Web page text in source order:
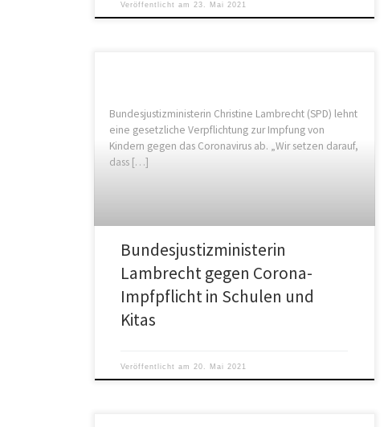
Veröffentlicht am23. Mai 2021
Bundesjustizministerin Christine Lambrecht (SPD) lehnt
eine gesetzliche Verpflichtung zur Impfung von
Kindern gegen das Coronavirus ab. „Wir setzen darauf,
dass […]
Bundesjustizministerin
Lambrecht gegen Corona-
Impfpflicht in Schulen und
Kitas
Veröffentlicht am20. Mai 2021